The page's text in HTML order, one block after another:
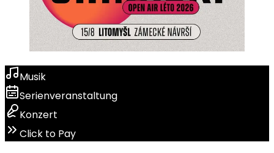
Musik
Serienveranstaltung
Konzert
Click to Pay